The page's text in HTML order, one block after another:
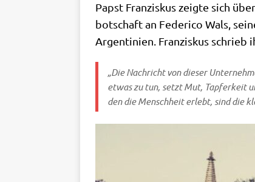
Papst Fran­zis­kus zeig­te sich
bot­schaft an Feder­i­co Wals,
Argen­ti­ni­en. Fran­zis­kus schrieb
„Die Nach­richt von die­ser
etwas zu tun, setzt Mut, Tap­fer­keit
den die Mensch­heit erlebt, sind die